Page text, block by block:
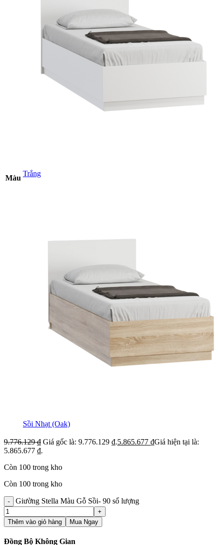
Màu
Trắng
Sồi Nhạt (Oak)
9.776.129₫ Giá gốc là: 9.776.129 ₫.5.865.677 ₫Giá hiện tại là:
5.865.677 ₫.
Còn 100 trong kho
Còn 100 trong kho
Giường Stella Màu Gỗ Sồi- 90 số lượng
Thêm vào giỏ hàng Mua Ngay
Đồng Bộ Không Gian